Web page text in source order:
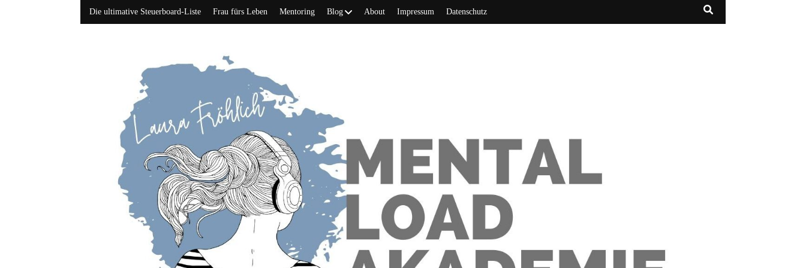
Die ultimative Steuerboard-Liste Frau fürs Leben Mentoring Blog About Impressum Datenschutz